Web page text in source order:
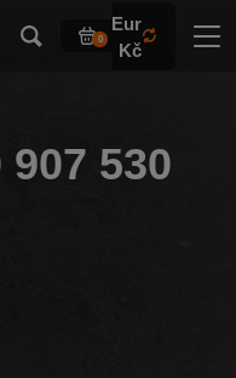
0
Eur
Kč
907 530